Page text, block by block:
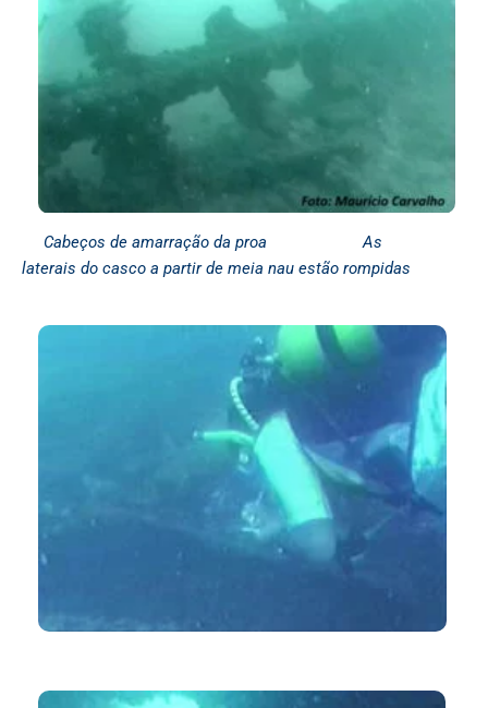
Cabeços de amarração da proa As
laterais do casco a partir de meia nau estão rompidas